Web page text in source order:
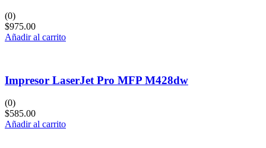
(0)
$975.00
Añadir al carrito
Impresor LaserJet Pro MFP M428dw
(0)
$585.00
Añadir al carrito